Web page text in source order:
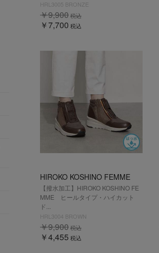
HRL3005 BRONZE
￥7,700 税込
￥9,900税込
HIROKO KOSHINO FEMME
【撥水加工】HIROKO KOSHINO FE
MME ヒールタイプ・ハイカット
ド...
HRL3004 BROWN
￥4,455 税込
￥9,900税込